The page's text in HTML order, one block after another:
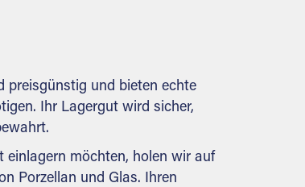
preisgünstig und bieten echte
Ihr Lagergut wird sicher,
einlagern möchten, holen wir auf
Porzellan und Glas. Ihren